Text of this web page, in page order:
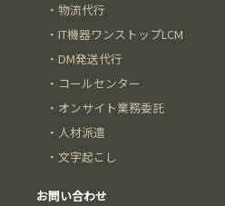
・物流代行
・ IT機器ワンストップLCM
・ DM発送代行
・ コールセンター
・ オンサイト業務委託
・ 人材派遣
・ 文字起こし
お問い合わせ